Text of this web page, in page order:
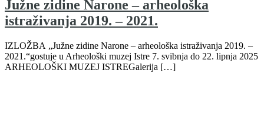
Južne zidine Narone – arheološka
istraživanja 2019. – 2021.
IZLOŽBA „Južne zidine Narone – arheološka istraživanja 2019. –
2021.“gostuje u Arheološki muzej Istre 7. svibnja do 22. lipnja 2025
ARHEOLOŠKI MUZEJ ISTREGalerija […]